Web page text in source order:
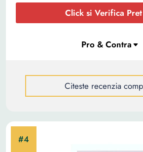
Click si Verifica Pret
Citeste recenzia